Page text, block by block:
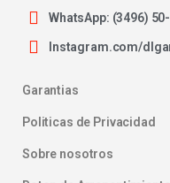
WhatsApp: (3496)
Instagram.com/
Garantias
Politicas de Privacidad
Sobre nosotros